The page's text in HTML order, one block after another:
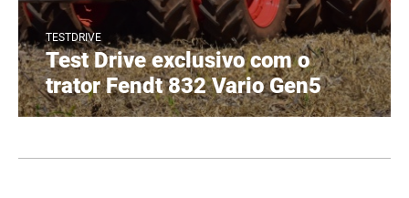
TESTDRIVE
Test Drive exclusivo com o
trator Fendt 832 Vario Gen5